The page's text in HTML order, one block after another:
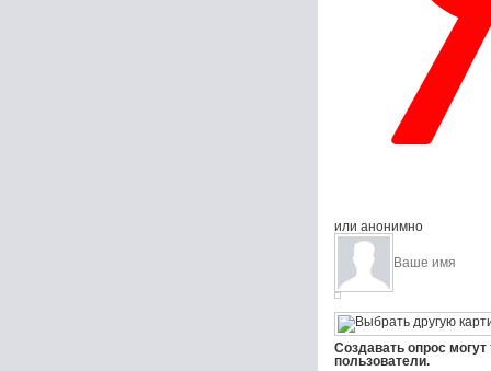
или анонимно
Создавать опрос
пользователи.